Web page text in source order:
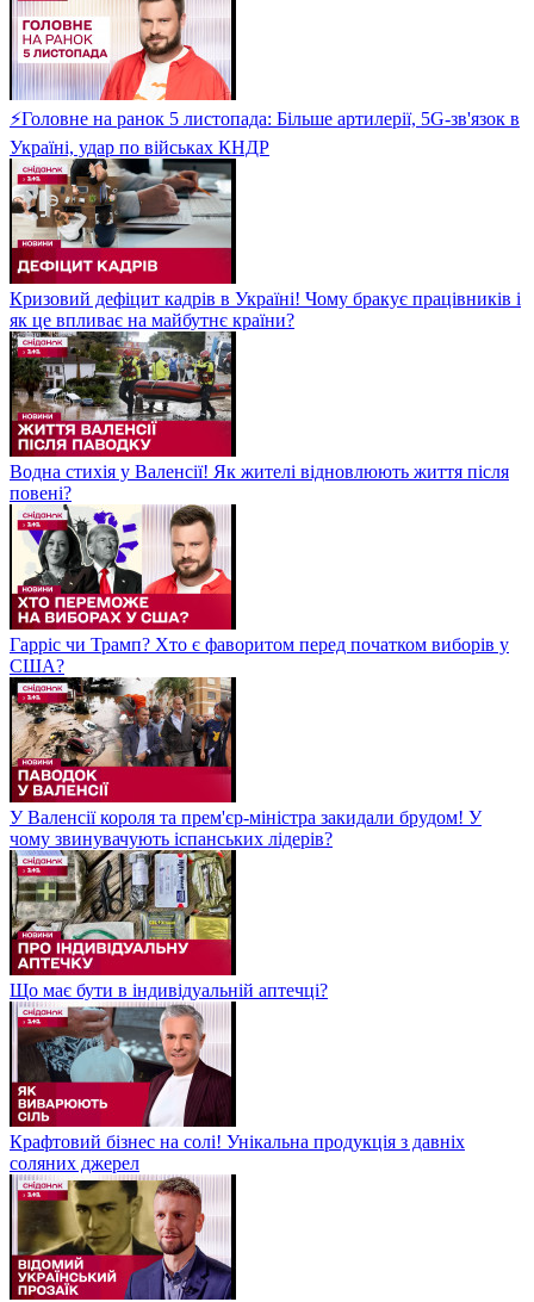
⚡Головне на ранок 5 листопада: Більше артилерії, 5G-зв'язок в
Україні, удар по військах КНДР
Кризовий дефіцит кадрів в Україні! Чому бракує працівників і
як це впливає на майбутнє країни?
Водна стихія у Валенсії! Як жителі відновлюють життя після
повені?
Гарріс чи Трамп? Хто є фаворитом перед початком виборів у
США?
У Валенсії короля та прем'єр-міністра закидали брудом! У
чому звинувачують іспанських лідерів?
Що має бути в індивідуальній аптечці?
Крафтовий бізнес на солі! Унікальна продукція з давніх
соляних джерел